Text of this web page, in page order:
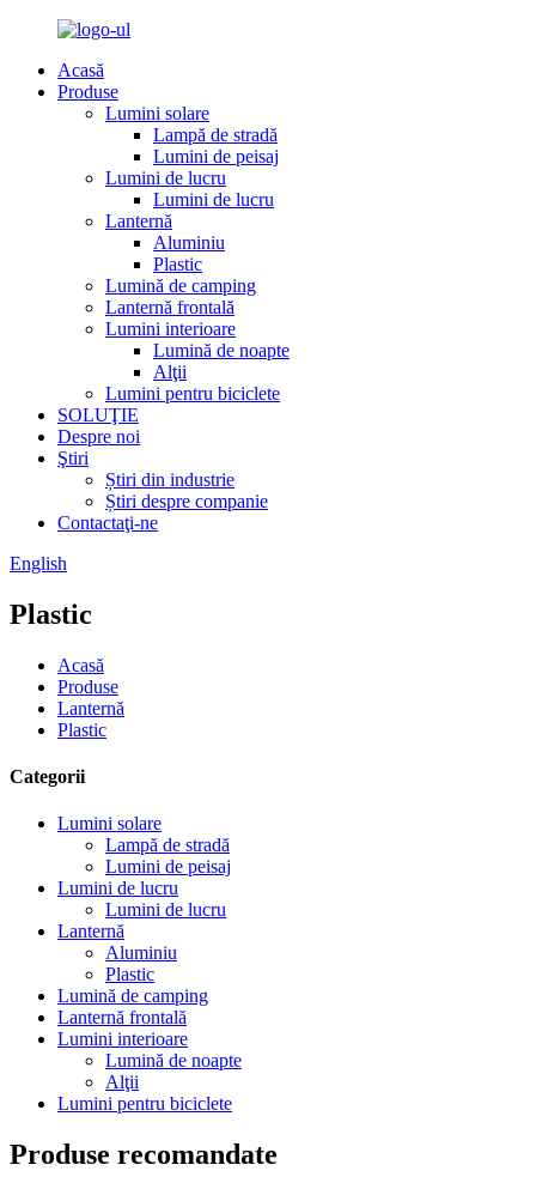
Acasă
Produse
Lumini solare
Lampă de stradă
Lumini de peisaj
Lumini de lucru
Lumini de lucru
Lanternă
Aluminiu
Plastic
Lumină de camping
Lanternă frontală
Lumini interioare
Lumină de noapte
Alţii
Lumini pentru biciclete
SOLUŢIE
Despre noi
Ştiri
Știri din industrie
Știri despre companie
Contactaţi-ne
English
Plastic
Acasă
Produse
Lanternă
Plastic
Categorii
Lumini solare
Lampă de stradă
Lumini de peisaj
Lumini de lucru
Lumini de lucru
Lanternă
Aluminiu
Plastic
Lumină de camping
Lanternă frontală
Lumini interioare
Lumină de noapte
Alţii
Lumini pentru biciclete
Produse recomandate